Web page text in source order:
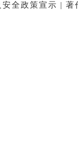
全政策宣示 | 著